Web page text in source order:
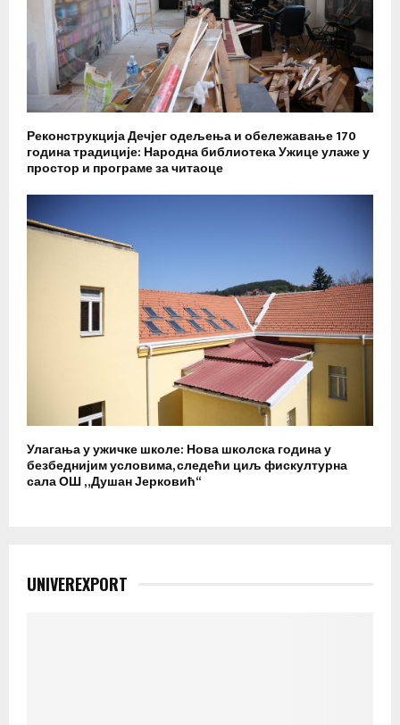
Реконструкција Дечјег одељења и обележавање 170
година традиције: Народна библиотека Ужице улаже у
простор и програме за читаоце
Улагања у ужичке школе: Нова школска година у
безбеднијим условима, следећи циљ фискултурна
сала ОШ „Душан Јерковић“
UNIVEREXPORT